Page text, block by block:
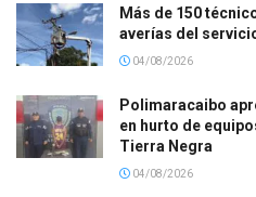
Más de 150
averías del
04/08/2026
Polimaracaibo
en hurto de
Tierra Negra
04/08/2026